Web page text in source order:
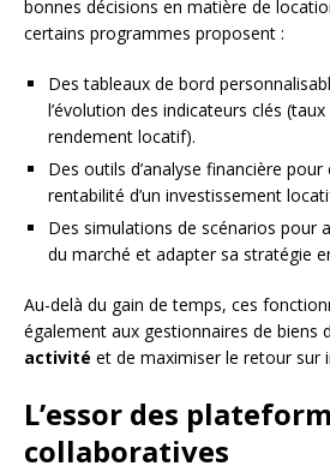
bonnes décisions en matière de
certains programmes proposent :
Des tableaux de bord
l’évolution des indicateurs clés (taux
rendement locatif).
Des outils d’analyse financière
rentabilité d’un investissement
Des simulations de scénarios pour
du marché et adapter sa stratégie
Au-delà du gain de temps, ces
également aux gestionnaires de biens
activité et de maximiser le retour sur
L’essor des
collaboratives